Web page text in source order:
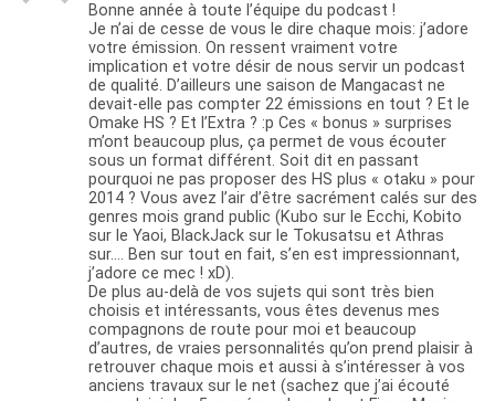
Bonne année à toute l’équipe du podcast !
Je n’ai de cesse de vous le dire chaque mois: j’adore
votre émission. On ressent vraiment votre
implication et votre désir de nous servir un podcast
de qualité. D’ailleurs une saison de Mangacast ne
devait-elle pas compter 22 émissions en tout ? Et le
Omake HS ? Et l’Extra ? :p Ces « bonus » surprises
m’ont beaucoup plus, ça permet de vous écouter
sous un format différent. Soit dit en passant
pourquoi ne pas proposer des HS plus « otaku » pour
2014 ? Vous avez l’air d’être sacrément calés sur des
genres mois grand public (Kubo sur le Ecchi, Kobito
sur le Yaoi, BlackJack sur le Tokusatsu et Athras
sur…. Ben sur tout en fait, s’en est impressionnant,
j’adore ce mec ! xD).
De plus au-delà de vos sujets qui sont très bien
choisis et intéressants, vous êtes devenus mes
compagnons de route pour moi et beaucoup
d’autres, de vraies personnalités qu’on prend plaisir à
retrouver chaque mois et aussi à s’intéresser à vos
anciens travaux sur le net (sachez que j’ai écouté